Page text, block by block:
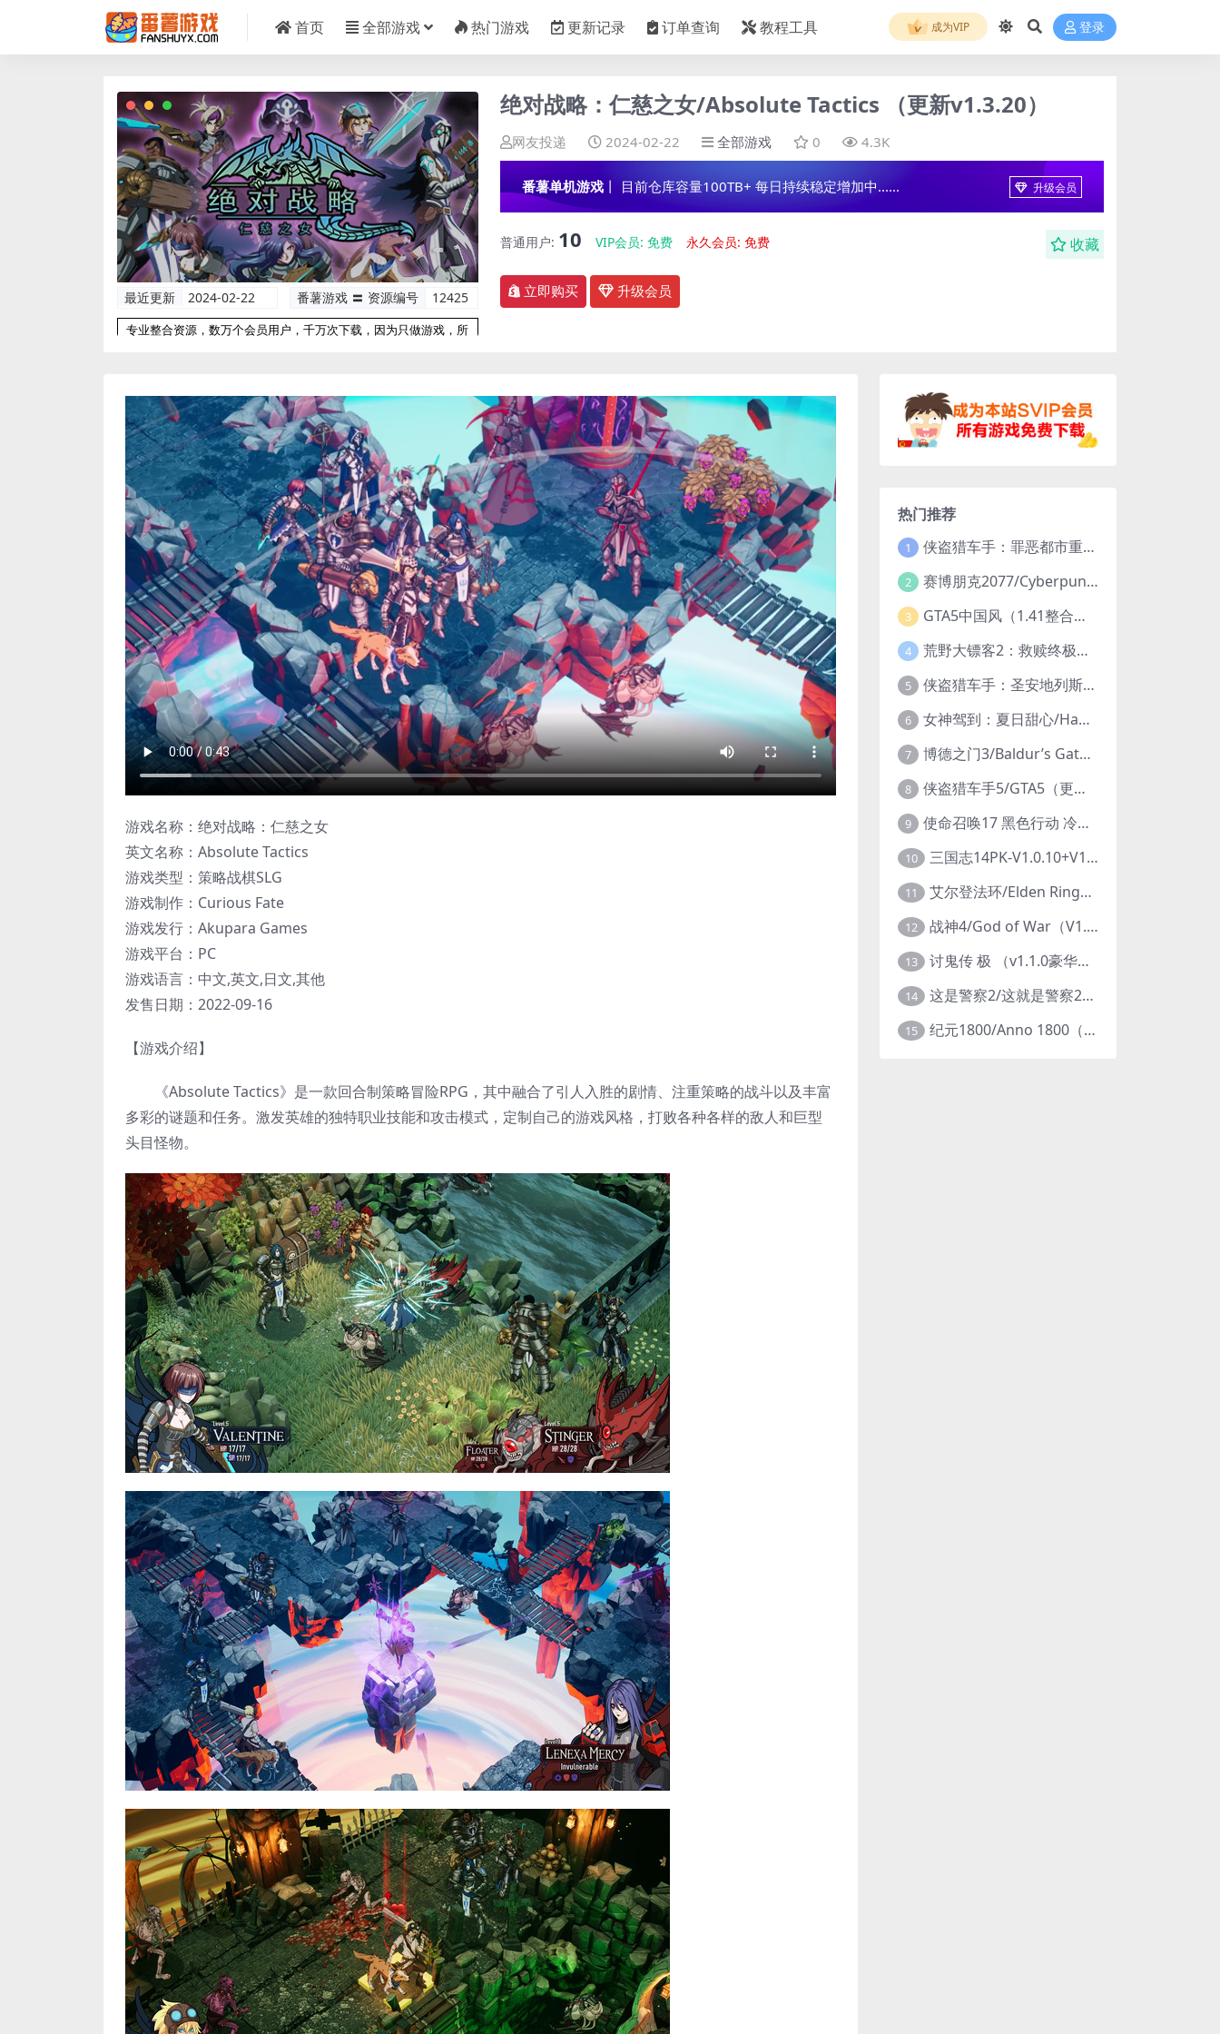
首页 全部游戏 热门游戏 更新记录 订单查询 教程工具 成为VIP 登录
最近更新 2024-02-22 番薯游戏 〓 资源编号 12425
专业整合资源，数万个会员用户，千万次下载，因为只做游戏，所
绝对战略：仁慈之女/Absolute Tactics （更新v1.3.20）
网友投递 2024-02-22 全部游戏 0 4.3K
番薯单机游戏 丨 目前仓库容量100TB+ 每日持续稳定增加中...... 升级会员
普通用户: 10 VIP会员:免费 永久会员:免费 收藏
立即购买 升级会员
游戏名称：绝对战略：仁慈之女
英文名称：Absolute Tactics
游戏类型：策略战棋SLG
游戏制作：Curious Fate
游戏发行：Akupara Games
游戏平台：PC
游戏语言：中文,英文,日文,其他
发售日期：2022-09-16
【游戏介绍】
《Absolute Tactics》是一款回合制策略冒险RPG，其中融合了引人入胜的剧情、注重策略的战斗以及丰富
多彩的谜题和任务。激发英雄的独特职业技能和攻击模式，定制自己的游戏风格，打败各种各样的敌人和巨型
头目怪物。
热门推荐
1 侠盗猎车手：罪恶都市重制版/Grand Theft Auto: Vice City – The Definitive Edition
2 赛博朋克2077/Cyberpunk 2077（更新v2.20全DLC）
3 GTA5中国风（1.41整合版1300辆真车+183位美女与英雄+200%存档）
4 荒野大镖客2：救赎终极版/大表哥2/Red Dead Redemption 2: Ultimate Edition（更新v1491.50终极版）
5 侠盗猎车手：圣安地列斯重制版/Grand Theft Auto: San Andreas – The Definitive Edition（更新v1.113.49697469）
6 女神驾到：夏日甜心/Happy Together（模拟器版-升级豪华终极珍藏版+全DLC）
7 博德之门3/Baldur’s Gate 3（更新v4.1.1.7209685）
8 侠盗猎车手5/GTA5（更新v1.70纯净版-内置修改器+通关存档）
9 使命召唤17 黑色行动 冷战V1.34 全DLC 官方中文版COD17
10 三国志14PK-V1.0.10+V1.0.25-威力加强豪华版（武将面容套装-全DLC+季票+特典+中文语音+编辑修改器）
11 艾尔登法环/Elden Ring（更新v1.14 ）
12 战神4/God of War（V1.0.13-斗战狂神-奎爷的裁决+全DLC）
13 讨鬼传 极 （v1.1.0豪华版）
14 这是警察2/这就是警察2/This is Police
15 纪元1800/Anno 1800（豪华版全DLCv9.2.972600）